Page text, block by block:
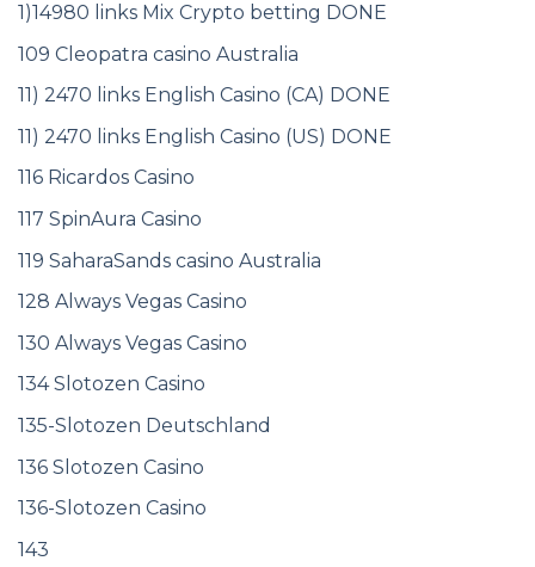
1)14980 links Mix Crypto betting DONE
109 Cleopatra casino Australia
11) 2470 links English Casino (CA) DONE
11) 2470 links English Casino (US) DONE
116 Ricardos Casino
117 SpinAura Casino
119 SaharaSands casino Australia
128 Always Vegas Casino
130 Always Vegas Casino
134 Slotozen Casino
135-Slotozen Deutschland
136 Slotozen Casino
136-Slotozen Casino
143